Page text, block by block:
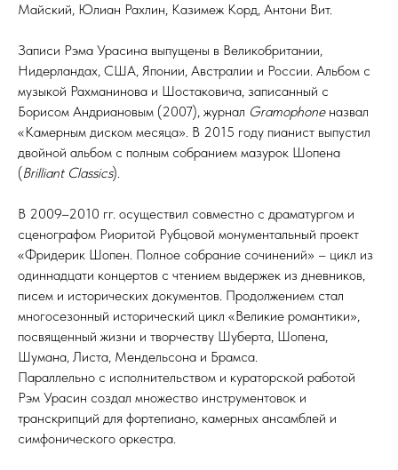
Майский, Юлиан Рахлин, Казимеж Корд, Антони Вит.
Записи Рэма Урасина выпущены в Великобритании,
Нидерландах, США, Японии, Австралии и России. Альбом с
музыкой Рахманинова и Шостаковича, записанный с
Борисом Андриановым (2007), журнал Gramophone назвал
«Камерным диском месяца». В 2015 году пианист выпустил
двойной альбом с полным собранием мазурок Шопена
(Brilliant Classics).
В 2009–2010 гг. осуществил совместно с драматургом и
сценографом Риоритой Рубцовой монументальный проект
«Фридерик Шопен. Полное собрание сочинений» – цикл из
одиннадцати концертов с чтением выдержек из дневников,
писем и исторических документов. Продолжением стал
многосезонный исторический цикл «Великие романтики»,
посвященный жизни и творчеству Шуберта, Шопена,
Шумана, Листа, Мендельсона и Брамса.
Параллельно с исполнительством и кураторской работой
Рэм Урасин создал множество инструментовок и
транскрипций для фортепиано, камерных ансамблей и
симфонического оркестра.